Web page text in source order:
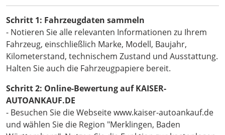
Schritt 1: Fahrzeugdaten sammeln
- Notieren Sie alle relevanten Informationen zu Ihrem
Fahrzeug, einschließlich Marke, Modell, Baujahr,
Kilometerstand, technischem Zustand und Ausstattung.
Halten Sie auch die Fahrzeugpapiere bereit.
Schritt 2: Online-Bewertung auf KAISER-
AUTOANKAUF.DE
- Besuchen Sie die Webseite www.kaiser-autoankauf.de
und wählen Sie die Region "Merklingen, Baden